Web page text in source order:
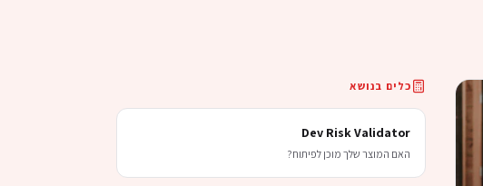
כלים בנושא
Dev Risk Validator
האם המוצר שלך מוכן לפיתוח?